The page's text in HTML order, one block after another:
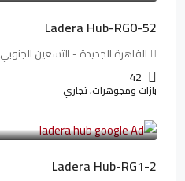
Ladera Hub-RG0-52
القاهرة الجديدة - التسعين الجنوبي
42
بازات ومجوهرات, تجاري
38,551,500LE
Ladera Hub-RG1-2